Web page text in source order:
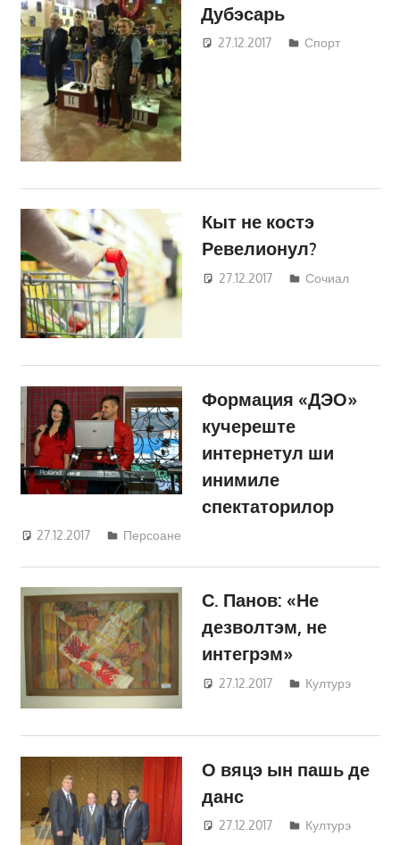
Дубэсарь
27.12.2017
Светлана
Спорт
Кыт не костэ
Ревелионул?
27.12.2017
Светлана
Сочиал
Формация «ДЭО»
кучереште
интернетул ши
инимиле
спектаторилор
27.12.2017 Светлана Кравчик
Персоане
С. Панов: «Не
дезволтэм, не
интегрэм»
27.12.2017
Светлана
Културэ
О вяцэ ын пашь де
данс
27.12.2017
Светлана
Културэ